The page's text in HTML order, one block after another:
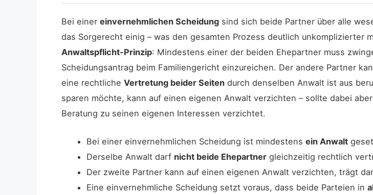
Bei einer einvernehmlichen Scheidung sind sich beide Partner über alle
das Sorgerecht einig – was den gesamten Prozess deutlich unkomplizierter
Anwaltspflicht-Prinzip: Mindestens einer der beiden Ehepartner muss
Scheidungsantrag beim Familiengericht einzureichen. Der andere Partner
eine rechtliche Vertretung beider Seiten durch denselben Anwalt ist aus
sparen möchte, kann auf einen eigenen Anwalt verzichten – sollte dabei
Beratung zu seinen eigenen Interessen verzichtet.
Bei einer einvernehmlichen Scheidung ist mindestens ein Anwalt
Derselbe Anwalt darf nicht beide Ehepartnergleichzeitig rechtlich
Der zweite Partner kann auf einen eigenen Anwalt verzichten, trägt
Eine einvernehmliche Scheidung setzt voraus, dass beide Parteien in